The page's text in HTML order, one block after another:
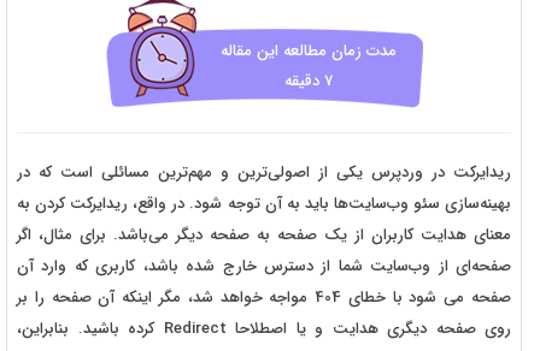
مدت زمان مطالعه این مقاله
7 دقیقه
ریدایرکت در وردپرس یکی از اصولی‌ترین و مهم‌ترین مسائلی است که در
بهینه‌سازی سئو وب‌سایت‌ها باید به آن توجه شود. در واقع، ریدایرکت کردن به
معنای هدایت کاربران از یک صفحه به صفحه دیگر می‌باشد. برای مثال، اگر
صفحه‌ای از وب‌سایت شما از دسترس خارج شده باشد، کاربری که وارد آن
صفحه می شود با خطای 404 مواجه خواهد شد، مگر اینکه آن صفحه را بر
روی صفحه دیگری هدایت و یا اصطلاحا Redirect کرده باشید. بنابراین،